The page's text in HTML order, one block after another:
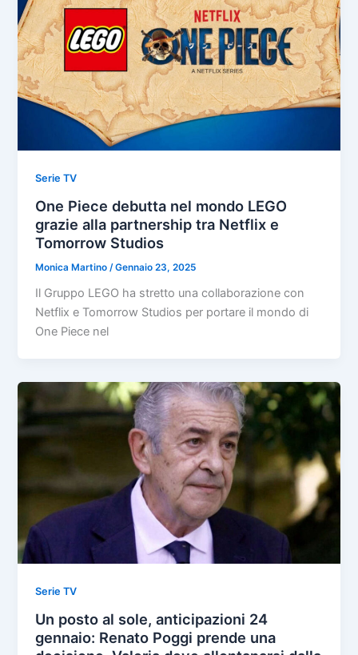
Serie TV
One Piece debutta nel mondo LEGO
grazie alla partnership tra Netflix e
Tomorrow Studios
Monica Martino /Gennaio 23, 2025
Il Gruppo LEGO ha stretto una collaborazione con
Netflix e Tomorrow Studios per portare il mondo di
One Piece nel
Serie TV
Un posto al sole, anticipazioni 24
gennaio: Renato Poggi prende una